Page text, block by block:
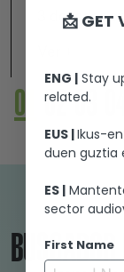
3 decades
Out has
problems
place... we
01 02 03
📩 GET
ENG | Stay
related.
EUS |Ikus-
duen guztia
ES |
sector
First Name